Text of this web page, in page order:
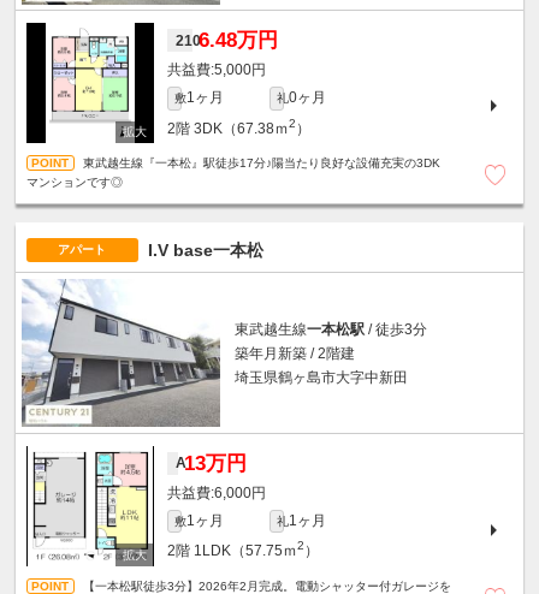
2106.48万円
5,000円
敷1ヶ月 礼0ヶ月
2階 3DK（67.38ｍ2 ）
東武越生線『一本松』駅徒歩17分♪陽当たり良好な設備充実の3DK
マンションです◎
アパート I.V base一本松
東武越生線一本松駅 / 徒歩3分
築年月新築 / 2階建
埼玉県鶴ヶ島市大字中新田
A13万円
6,000円
敷1ヶ月 礼1ヶ月
2階 1LDK（57.75ｍ2 ）
【一本松駅徒歩3分】2026年2月完成。電動シャッター付ガレージを